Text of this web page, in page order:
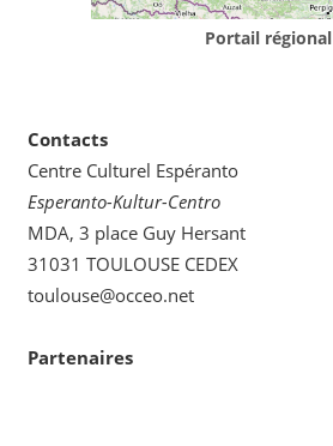
Portail régional
Contacts
Centre Culturel Espéranto
Esperanto-Kultur-Centro
MDA, 3 place Guy Hersant
31031 TOULOUSE CEDEX
toulouse@occeo.net
Partenaires